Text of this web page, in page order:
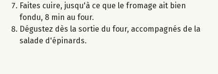
Faites cuire, jusqu'à ce que le fromage ait bien
fondu, 8 min au four.
Dégustez dès la sortie du four, accompagnés de la
salade d'épinards.